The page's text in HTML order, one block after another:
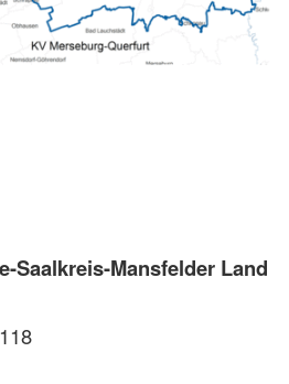
Saalkreis-Mansfelder Land